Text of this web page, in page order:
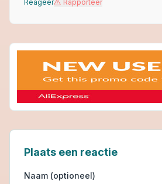
Reageer Rapporteer
Plaats een reactie
Naam (optioneel)